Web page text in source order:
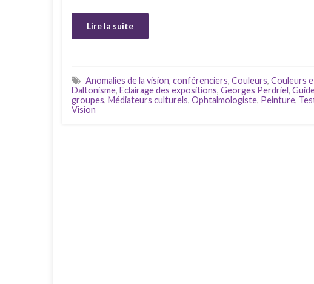
Lire la suite
Anomalies de la vision, conférenciers, Couleurs, Couleurs
Daltonisme, Eclairage des expositions, Georges Perdriel,
groupes, Médiateurs culturels, Ophtalmologiste, Peinture,
Vision